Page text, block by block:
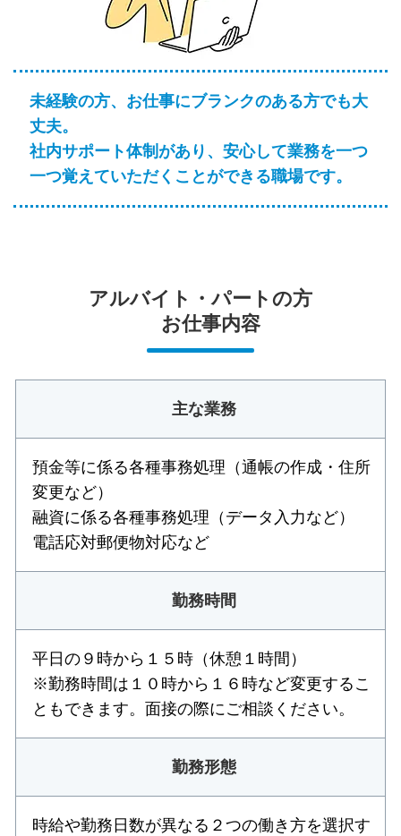
未経験の方、お仕事にブランクのある方でも大
丈夫。
社内サポート体制があり、安心して業務を一つ
一つ覚えていただくことができる職場です。
アルバイト・パートの方
お仕事内容
主な業務
預金等に係る各種事務処理（通帳の作成・住所
変更など）
融資に係る各種事務処理（データ入力など）
電話応対郵便物対応など
勤務時間
平日の９時から１５時（休憩１時間）
※勤務時間は１０時から１６時など変更するこ
ともできます。面接の際にご相談ください。
勤務形態
時給や勤務日数が異なる２つの働き方を選択す